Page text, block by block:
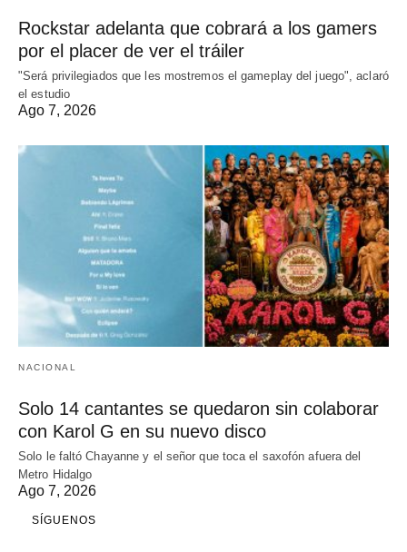
Rockstar adelanta que cobrará a los gamers
por el placer de ver el tráiler
"Será privilegiados que les mostremos el gameplay del juego", aclaró
el estudio
Ago 7, 2026
NACIONAL
Solo 14 cantantes se quedaron sin colaborar
con Karol G en su nuevo disco
Solo le faltó Chayanne y el señor que toca el saxofón afuera del
Metro Hidalgo
Ago 7, 2026
SÍGUENOS